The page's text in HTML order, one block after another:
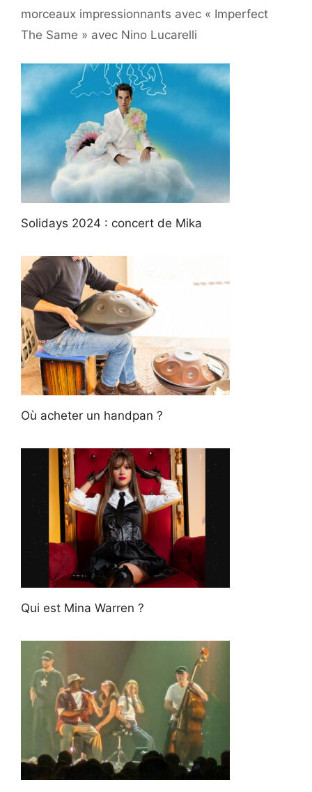
morceaux impressionnants avec « Imperfect
The Same » avec Nino Lucarelli
Solidays 2024 : concert de Mika
Où acheter un handpan ?
Qui est Mina Warren ?